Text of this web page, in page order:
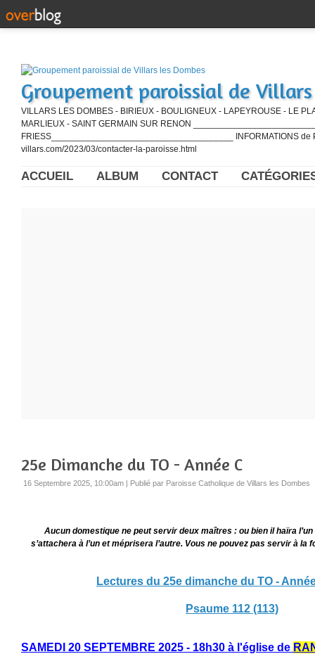
Groupement paroissial de
VILLARS LES DOMBES - BIRIEUX - BOULIGNEUX - LAPEYROUSE - LE
MARLIEUX - SAINT GERMAIN SUR RENON
FRIESS_____________________________________ INFORMATIONS de
villars.com/2023/03/contacter-la-paroisse.html
ACCUEIL ALBUM CONTACT
25e Dimanche du TO - Année C
16 Septembre 2025, 10:00am | Publié par Paroisse Catholique de Villars les Dombes
Aucun domestique ne peut servir deux maîtres : ou bien il haïra l’un
s’attachera à l’un et méprisera l’autre. Vous ne pouvez pas servir à la
Lectures du 25e dimanche du TO -
Psaume 112 (113)
SAMEDI 20 SEPTEMBRE 2025 - 18h30 à l'église de